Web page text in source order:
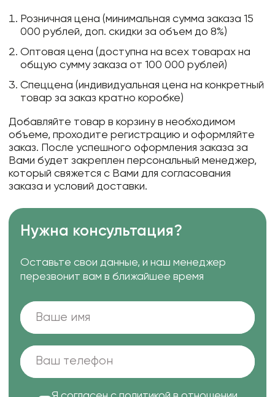
Розничная цена (минимальная сумма заказа 15
000 рублей, доп. скидки за объем до 8%)
Оптовая цена (доступна на всех товарах на
общую сумму заказа от 100 000 рублей)
Спеццена (индивидуальная цена на конкретный
товар за заказ кратно коробке)
Добавляйте товар в корзину в необходимом
объеме, проходите регистрацию и оформляйте
заказ. После успешного оформления заказа за
Вами будет закреплен персональный менеджер,
который свяжется с Вами для согласования
заказа и условий доставки.
Нужна консультация?
Оставьте свои данные, и наш менеджер
перезвонит вам в ближайшее время